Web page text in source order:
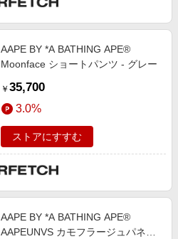
AAPE BY *A BATHING APE®
Moonface ショートパンツ - グレー
￥ 35,700
3.0%
ストアにすすむ
AAPE BY *A BATHING APE®
AAPEUNVS カモフラージュパネル